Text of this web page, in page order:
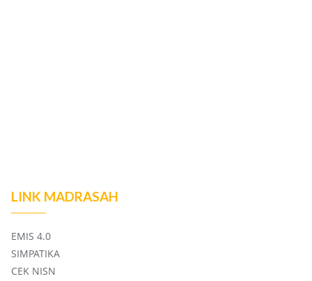
LINK MADRASAH
EMIS 4.0
SIMPATIKA
CEK NISN